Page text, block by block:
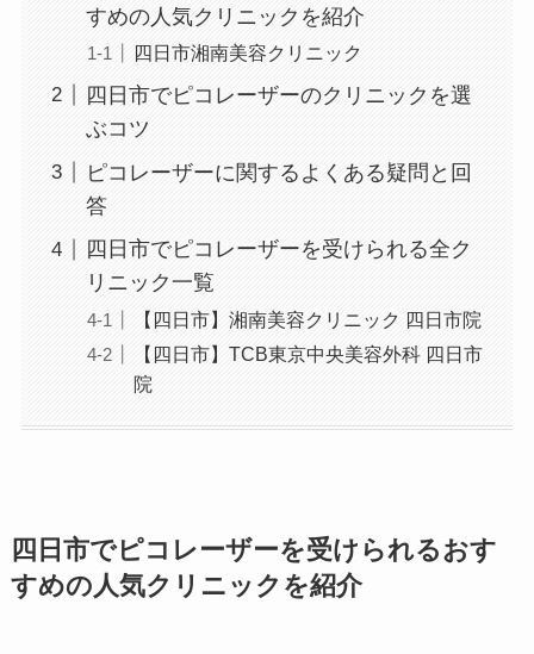
すめの人気クリニックを紹介
四日市湘南美容クリニック
四日市でピコレーザーのクリニックを選
ぶコツ
ピコレーザーに関するよくある疑問と回
答
四日市でピコレーザーを受けられる全ク
リニック一覧
【四日市】湘南美容クリニック 四日市院
【四日市】TCB東京中央美容外科 四日市
院
四日市でピコレーザーを受けられるおす
すめの人気クリニックを紹介